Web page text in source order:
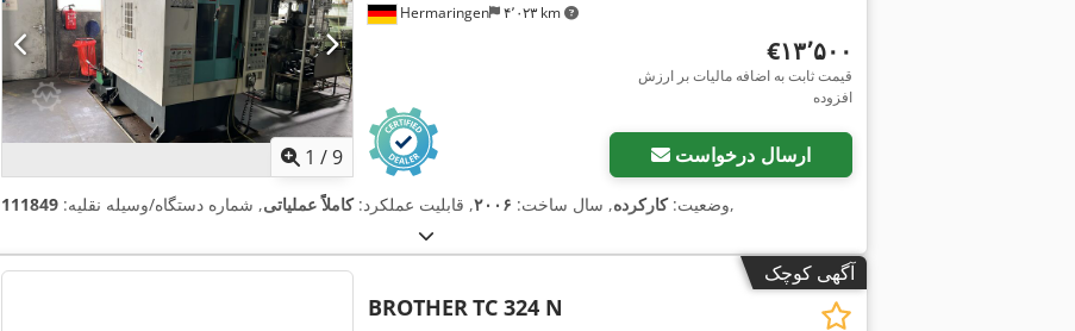
1 /9
Hermaringen ۴٬۰۲۳ km
‎€۱۳٬۵۰۰
قیمت ثابت به اضافه مالیات بر ارزش
افزوده
ارسال درخواست
وضعیت:کارکرده, سال ساخت: ۲۰۰۶, قابلیت عملکرد:کاملاً عملیاتی, شماره دستگاه/وسیله نقلیه: 111849 ,
آگهی کوچک
BROTHERTC 324 N